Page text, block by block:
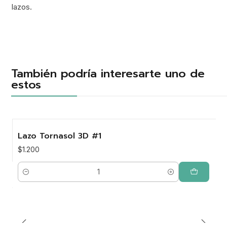
lazos.
También podría interesarte uno de
estos
Lazo Tornasol 3D #1
$1.200
Cantidad